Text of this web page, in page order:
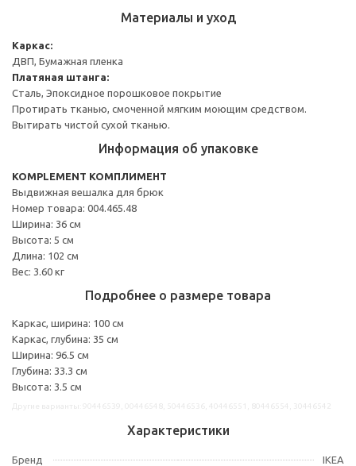
Материалы и уход
Каркас:
ДВП, Бумажная пленка
Платяная штанга:
Сталь, Эпоксидное порошковое покрытие
Протирать тканью, смоченной мягким моющим средством.
Вытирать чистой сухой тканью.
Информация об упаковке
KOMPLEMENT КОМПЛИМЕНТ
Выдвижная вешалка для брюк
Номер товара: 004.465.48
Ширина: 36 см
Высота: 5 см
Длина: 102 см
Вес: 3.60 кг
Подробнее о размере товара
Каркас, ширина: 100 см
Каркас, глубина: 35 см
Ширина: 96.5 см
Глубина: 33.3 см
Высота: 3.5 см
Характеристики
Бренд IKEA